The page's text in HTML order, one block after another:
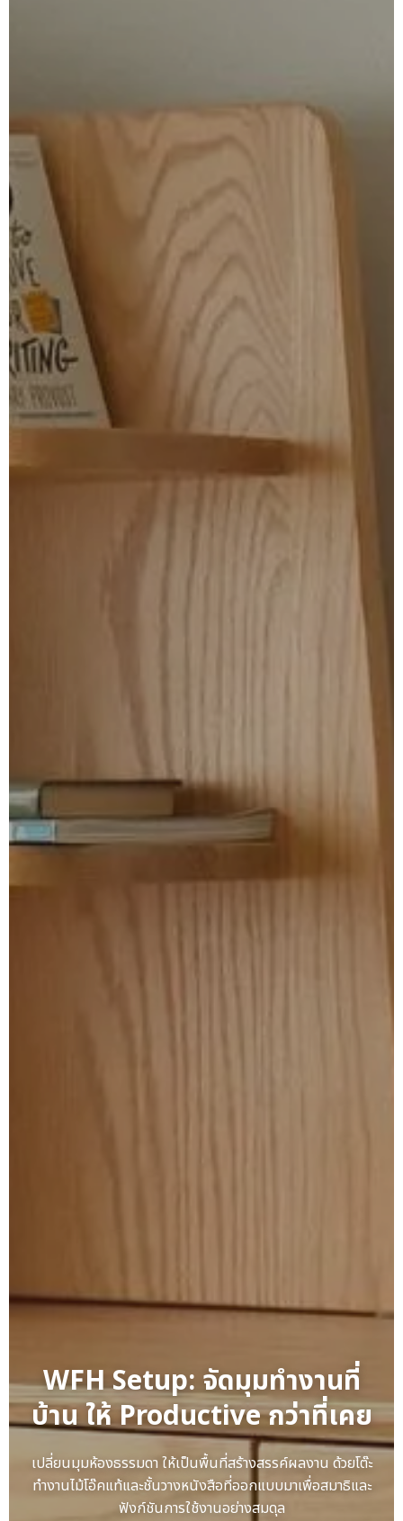
WFH Setup: จัดมุมทำงานที่
บ้าน ให้ Productive กว่าที่เคย
เปลี่ยนมุมห้องธรรมดา ให้เป็นพื้นที่สร้างสรรค์ผลงาน ด้วยโต๊ะ
ทำงานไม้โอ๊คแท้และชั้นวางหนังสือที่ออกแบบมาเพื่อสมาธิและ
ฟังก์ชันการใช้งานอย่างสมดุล